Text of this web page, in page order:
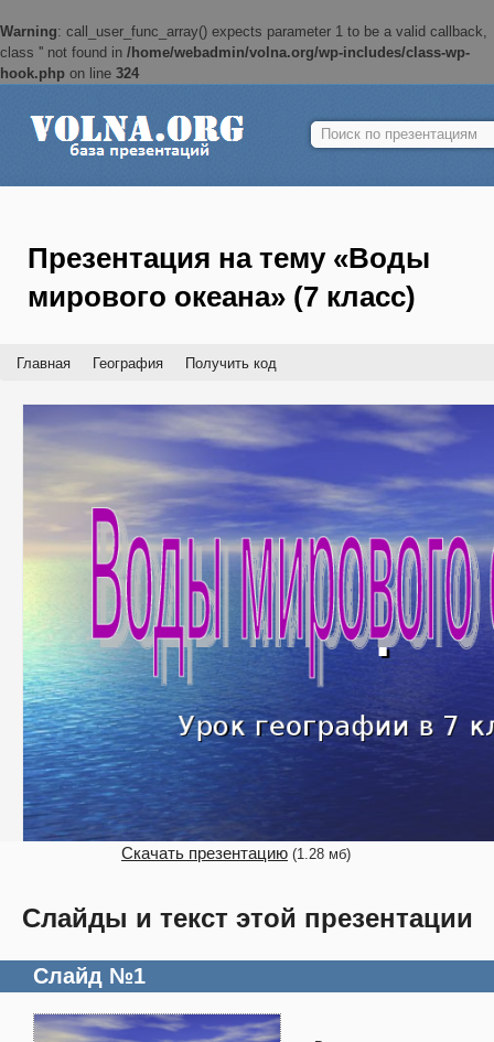
Warning: call_user_func_array() expects parameter 1 to be a valid callback,
class '' not found in /home/webadmin/volna.org/wp-includes/class-wp-
hook.php on line 324
Найти:
Презентация на тему «Воды
мирового океана» (7 класс)
Главная География Получить код
Скачать презентацию (1.28 мб)
Слайды и текст этой презентации
Слайд №1